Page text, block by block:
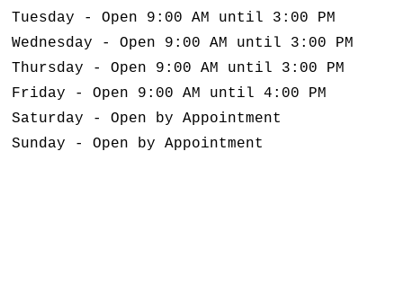
Tuesday - Open 9:00 AM until 3:00 PM
Wednesday - Open 9:00 AM until 3:00 PM
Thursday - Open 9:00 AM until 3:00 PM
Friday - Open 9:00 AM until 4:00 PM
Saturday - Open by Appointment
Sunday - Open by Appointment